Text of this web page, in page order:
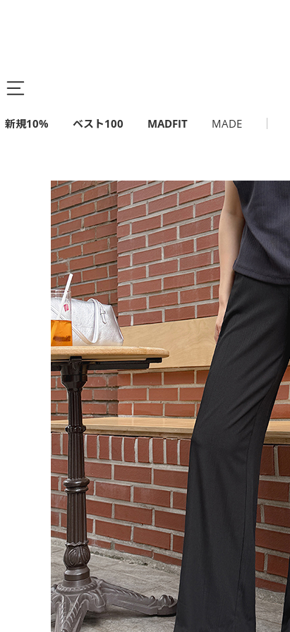
新規10% ベスト100 MADFIT MADE